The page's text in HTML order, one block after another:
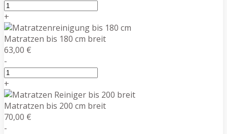
+
Matratzen bis 180 cm breit
63,00 €
-
+
Matratzen bis 200 cm breit
70,00 €
-